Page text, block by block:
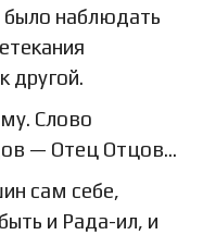
наблюдать
другой.
Слово
— Отец Отцов…
сам себе,
и Рада-ил, и